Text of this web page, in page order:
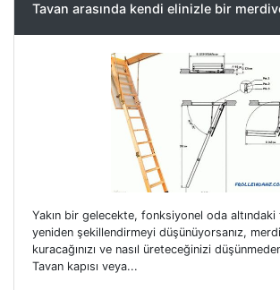
Tavan arasında kendi elinizle bir
Yakın bir gelecekte, fonksiyonel oda altındaki
yeniden şekillendirmeyi düşünüyorsanız,
kuracağınızı ve nasıl üreteceğinizi
Tavan kapısı veya...